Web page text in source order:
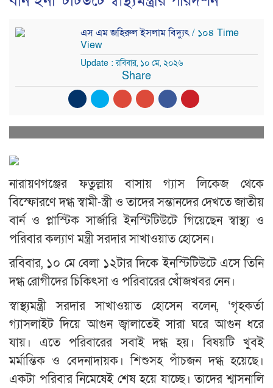
এস এম জহিরুল ইসলাম বিদ্যুৎ/ ১০৪ Time
View
Update : রবিবার, ১০ মে, ২০২৬
Share
নারায়ণগঞ্জের ফতুল্লায় বাসায় গ্যাস লিকেজ থেকে
বিস্ফোরণে দগ্ধ স্বামী-স্ত্রী ও তাদের সন্তানদের দেখতে জাতীয়
বার্ন ও প্লাস্টিক সার্জারি ইনস্টিটিউটে গিয়েছেন স্বাস্থ্য ও
পরিবার কল্যাণ মন্ত্রী সরদার সাখাওয়াত হোসেন।
রবিবার, ১০ মে বেলা ১২টার দিকে ইনস্টিটিউটে এসে তিনি
দগ্ধ রোগীদের চিকিৎসা ও পরিবারের খোঁজখবর নেন।
স্বাস্থ্যমন্ত্রী সরদার সাখাওয়াত হোসেন বলেন, ‘গৃহকর্তা
গ্যাসলাইট দিয়ে আগুন জ্বালাতেই সারা ঘরে আগুন ধরে
যায়। এতে পরিবারের সবাই দগ্ধ হয়। বিষয়টি খুবই
মর্মান্তিক ও বেদনাদায়ক। শিশুসহ পাঁচজন দগ্ধ হয়েছে।
একটা পরিবার নিমেষেই শেষ হয়ে যাচ্ছে। তাদের শ্বাসনালি